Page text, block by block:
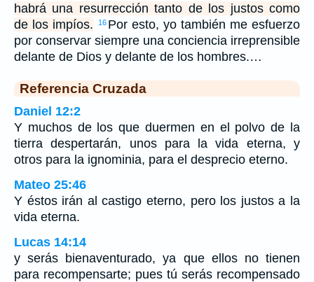
habrá una resurrección tanto de los justos como
de los impíos.
16 Por esto, yo también me esfuerzo
por conservar siempre una conciencia irreprensible
delante de Dios y delante de los hombres.…
Referencia Cruzada
Daniel 12:2
Y muchos de los que duermen en el polvo de la
tierra despertarán, unos para la vida eterna, y
otros para la ignominia, para el desprecio eterno.
Mateo 25:46
Y éstos irán al castigo eterno, pero los justos a la
vida eterna.
Lucas 14:14
y serás bienaventurado, ya que ellos no tienen
para recompensarte; pues tú serás recompensado